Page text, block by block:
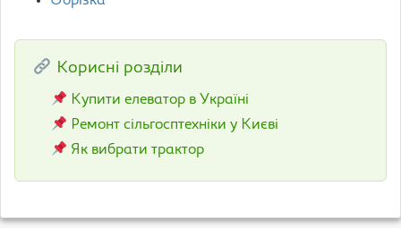
Корисні розділи
Купити елеватор в Україні
Ремонт сільгосптехніки у Києві
Як вибрати трактор